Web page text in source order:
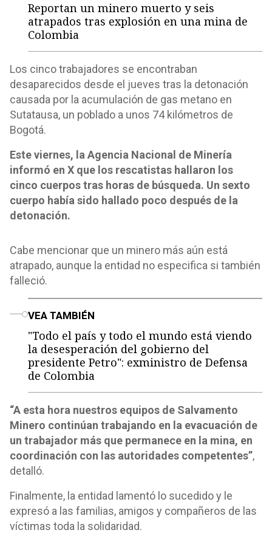
Reportan un minero muerto y seis
atrapados tras explosión en una mina de
Colombia
Los cinco trabajadores se encontraban
desaparecidos desde el jueves tras la detonación
causada por la acumulación de gas metano en
Sutatausa, un poblado a unos 74 kilómetros de
Bogotá.
Este viernes, la Agencia Nacional de Minería
informó en X que los rescatistas hallaron los
cinco cuerpos tras horas de búsqueda. Un sexto
cuerpo había sido hallado poco después de la
detonación.
Cabe mencionar que un minero más aún está
atrapado, aunque la entidad no especifica si también
falleció.
VEA TAMBIÉN
"Todo el país y todo el mundo está viendo
la desesperación del gobierno del
presidente Petro": exministro de Defensa
de Colombia
“A esta hora nuestros equipos de Salvamento
Minero continúan trabajando en la evacuación de
un trabajador más que permanece en la mina, en
coordinación con las autoridades competentes”,
detalló.
Finalmente, la entidad lamentó lo sucedido y le
expresó a las familias, amigos y compañeros de las
víctimas toda la solidaridad.